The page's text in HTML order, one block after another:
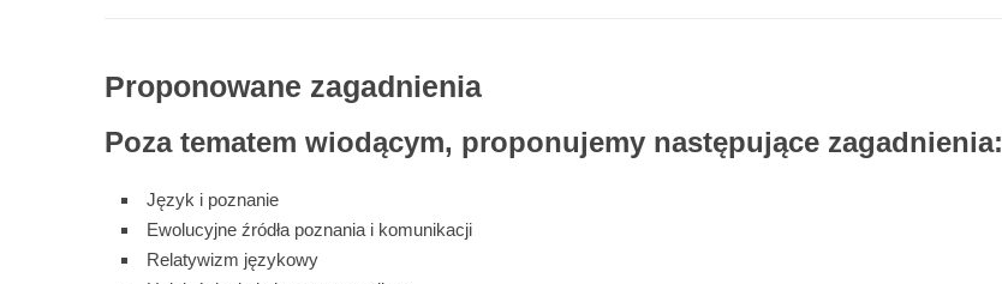
Proponowane zagadnienia
Poza tematem wiodącym, proponujemy następujące zagadnienia:
Język i poznanie
Ewolucyjne źródła poznania i komunikacji
Relatywizm językowy